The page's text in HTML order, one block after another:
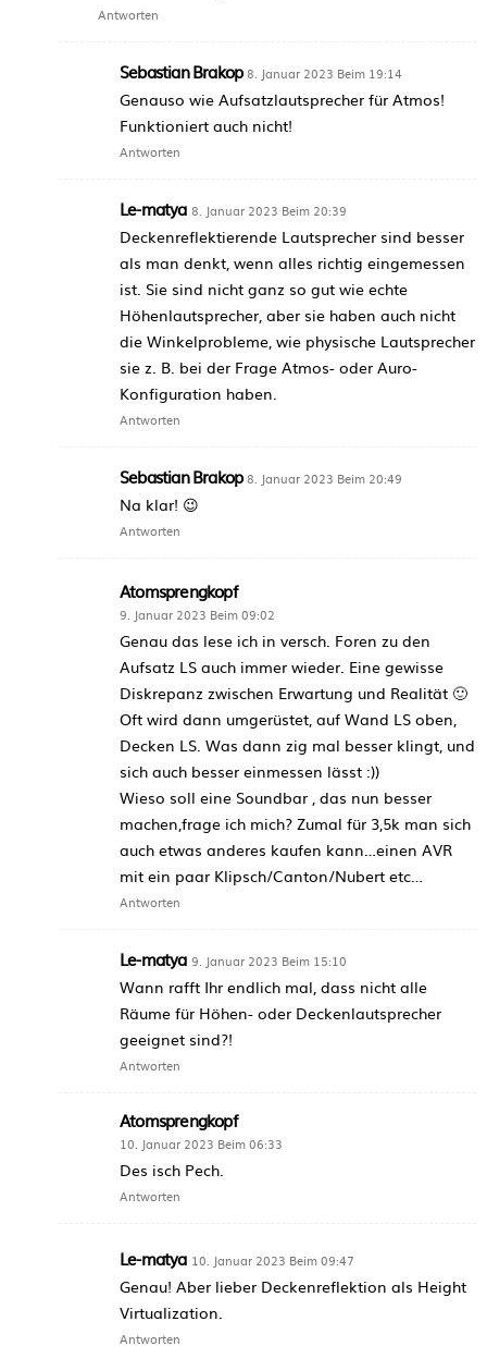
Antworten
Sebastian Brakop 8. Januar 2023 Beim 19:14
Genauso wie Aufsatzlautsprecher für Atmos!
Funktioniert auch nicht!
Antworten
Le-matya 8. Januar 2023 Beim 20:39
Deckenreflektierende Lautsprecher sind besser
als man denkt, wenn alles richtig eingemessen
ist. Sie sind nicht ganz so gut wie echte
Höhenlautsprecher, aber sie haben auch nicht
die Winkelprobleme, wie physische Lautsprecher
sie z. B. bei der Frage Atmos- oder Auro-
Konfiguration haben.
Antworten
Sebastian Brakop 8. Januar 2023 Beim 20:49
Na klar! 😉
Antworten
Atomsprengkopf
9. Januar 2023 Beim 09:02
Genau das lese ich in versch. Foren zu den
Aufsatz LS auch immer wieder. Eine gewisse
Diskrepanz zwischen Erwartung und Realität 🙂
Oft wird dann umgerüstet, auf Wand LS oben,
Decken LS. Was dann zig mal besser klingt, und
sich auch besser einmessen lässt :))
Wieso soll eine Soundbar , das nun besser
machen,frage ich mich? Zumal für 3,5k man sich
auch etwas anderes kaufen kann…einen AVR
mit ein paar Klipsch/Canton/Nubert etc…
Antworten
Le-matya 9. Januar 2023 Beim 15:10
Wann rafft Ihr endlich mal, dass nicht alle
Räume für Höhen- oder Deckenlautsprecher
geeignet sind?!
Antworten
Atomsprengkopf
10. Januar 2023 Beim 06:33
Des isch Pech.
Antworten
Le-matya 10. Januar 2023 Beim 09:47
Genau! Aber lieber Deckenreflektion als Height
Virtualization.
Antworten